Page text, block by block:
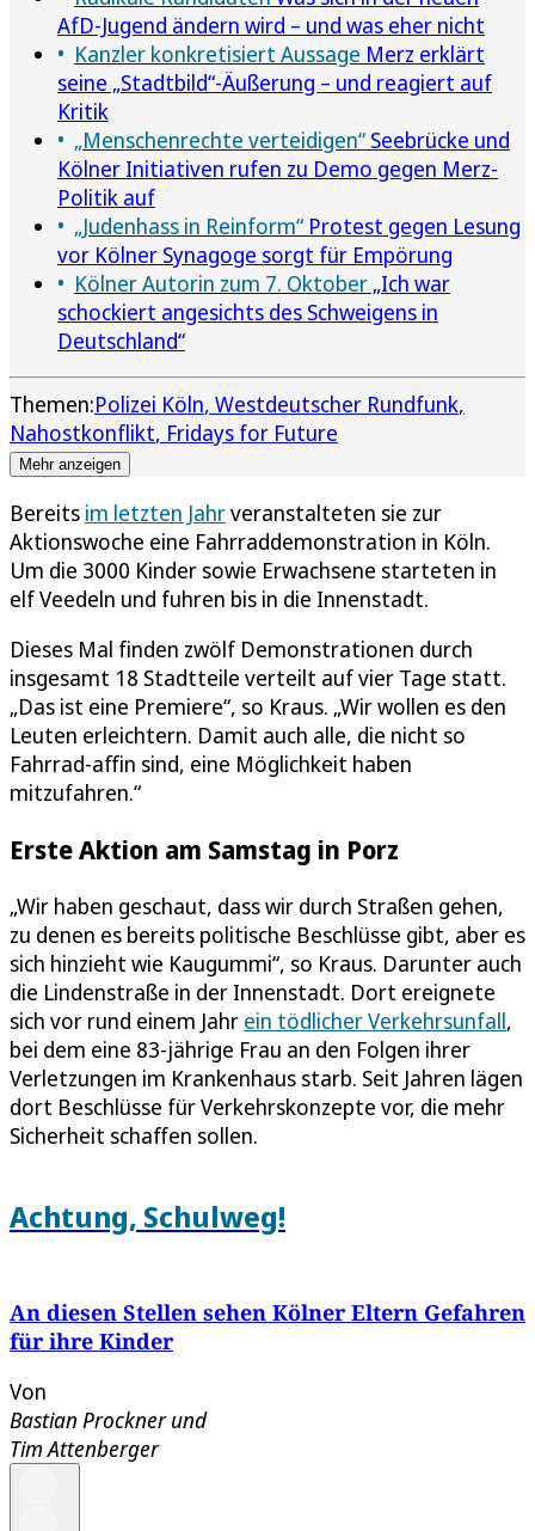
AfD-Jugend ändern wird – und was eher nicht
Kanzler konkretisiert Aussage Merz erklärt
seine „Stadtbild“-Äußerung – und reagiert auf
Kritik
„Menschenrechte verteidigen“ Seebrücke und
Kölner Initiativen rufen zu Demo gegen Merz-
Politik auf
„Judenhass in Reinform“ Protest gegen Lesung
vor Kölner Synagoge sorgt für Empörung
Kölner Autorin zum 7. Oktober „Ich war
schockiert angesichts des Schweigens in
Deutschland“
Themen:Polizei Köln Westdeutscher Rundfunk
Nahostkonflikt Fridays for Future
Mehr anzeigen
Bereits im letzten Jahrveranstalteten sie zur
Aktionswoche eine Fahrraddemonstration in Köln.
Um die 3000 Kinder sowie Erwachsene starteten in
elf Veedeln und fuhren bis in die Innenstadt.
Dieses Mal finden zwölf Demonstrationen durch
insgesamt 18 Stadtteile verteilt auf vier Tage statt.
„Das ist eine Premiere“, so Kraus. „Wir wollen es den
Leuten erleichtern. Damit auch alle, die nicht so
Fahrrad-affin sind, eine Möglichkeit haben
mitzufahren.“
Erste Aktion am Samstag in Porz
„Wir haben geschaut, dass wir durch Straßen gehen,
zu denen es bereits politische Beschlüsse gibt, aber es
sich hinzieht wie Kaugummi“, so Kraus. Darunter auch
die Lindenstraße in der Innenstadt. Dort ereignete
sich vor rund einem Jahr ein tödlicher Verkehrsunfall,
bei dem eine 83-jährige Frau an den Folgen ihrer
Verletzungen im Krankenhaus starb. Seit Jahren lägen
dort Beschlüsse für Verkehrskonzepte vor, die mehr
Sicherheit schaffen sollen.
Achtung, Schulweg!
An diesen Stellen sehen Kölner Eltern Gefahren
für ihre Kinder
Von
Bastian Procknerund
Tim Attenberger